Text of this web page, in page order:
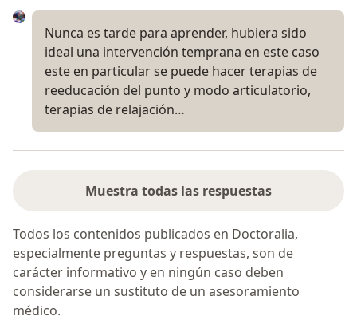
Nunca es tarde para aprender, hubiera sido
ideal una intervención temprana en este caso
este en particular se puede hacer terapias de
reeducación del punto y modo articulatorio,
terapias de relajación…
Muestra todas las respuestas
Todos los contenidos publicados en Doctoralia,
especialmente preguntas y respuestas, son de
carácter informativo y en ningún caso deben
considerarse un sustituto de un asesoramiento
médico.